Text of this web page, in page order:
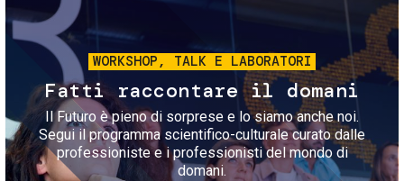
WORKSHOP, TALK E LABORATORI
Fatti raccontare il domani
Il Futuro è pieno di sorprese e lo siamo anche noi.
Segui il programma scientifico-culturale curato dalle
professioniste e i professionisti del mondo di
domani.